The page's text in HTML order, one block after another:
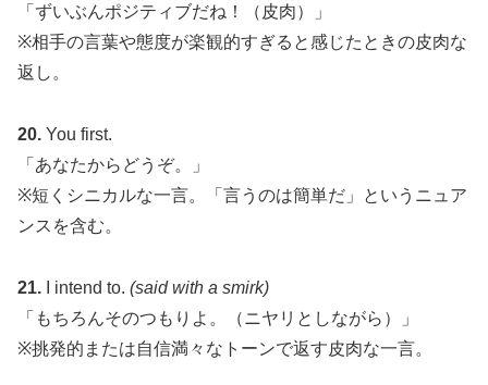
「ずいぶんポジティブだね！（皮肉）」
※相手の言葉や態度が楽観的すぎると感じたときの皮肉な
返し。
20. You first.
「あなたからどうぞ。」
※短くシニカルな一言。「言うのは簡単だ」というニュア
ンスを含む。
21. I intend to. (said with a smirk)
「もちろんそのつもりよ。（ニヤリとしながら）」
※挑発的または自信満々なトーンで返す皮肉な一言。